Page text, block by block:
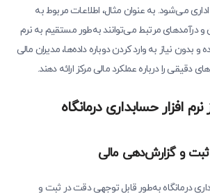
می‌شود. به عنوان مثال، اطلاعات مربوط به
و درآمدهای مرتبط می‌توانند به‌طور مستقیم به نرم
و بدون نیاز به وارد کردن دوباره داده‌ها، مدیران مالی
دقیقی را درباره عملکرد مالی مرکز ارائه دهند.
افزار حسابداری درمانگاه
درمانگاه به‌طور قابل توجهی دقت در ثبت و